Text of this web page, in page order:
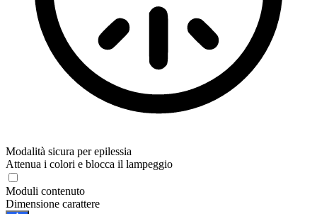
Modalità sicura per epilessia
Attenua i colori e blocca il lampeggio
Moduli contenuto
Dimensione carattere